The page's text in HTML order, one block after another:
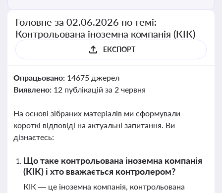
Головне за 02.06.2026 по темі:
Контрольована іноземна компанія (КІК)
ЕКСПОРТ
Опрацьовано: 14675 джерел
Виявлено: 12 публікацій за 2 червня
На основі зібраних матеріалів ми сформували
короткі відповіді на актуальні запитання. Ви
дізнаєтесь:
Що таке контрольована іноземна компанія
(КІК) і хто вважається контролером?
КІК — це іноземна компанія, контрольована